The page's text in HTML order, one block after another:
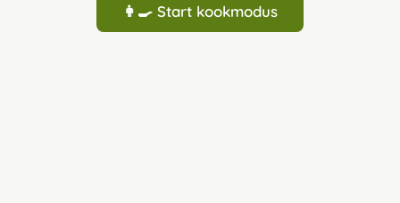
👩‍🍳 Start kookmodus